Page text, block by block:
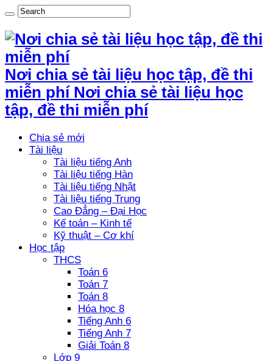
Nơi chia sẻ tài liệu học tập, đề thi
miễn phí Nơi chia sẻ tài liệu học
tập, đề thi miễn phí
Chia sẻ mới
Tài liệu
Tài liệu tiếng Anh
Tài liệu tiếng Hàn
Tài liệu tiếng Nhật
Tài liệu tiếng Trung
Cao Đẳng – Đại Học
Kế toán – Kinh tế
Kỹ thuật – Cơ khí
Học tập
THCS
Toán 6
Toán 7
Toán 8
Hóa học 8
Tiếng Anh 6
Tiếng Anh 7
Giải Toán 8
Lớp 9